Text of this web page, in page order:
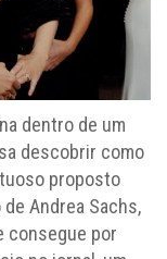
dentro de um
descobrir como
proposto
Andrea Sachs,
consegue por